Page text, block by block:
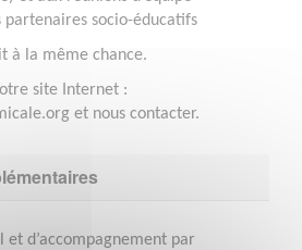
partenaires socio-éducatifs
à la même chance.
site Internet :
et nous contacter.
et d’accompagnement par